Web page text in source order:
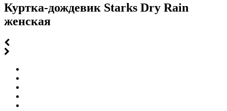
Куртка-дождевик Starks Dry Rain
женская